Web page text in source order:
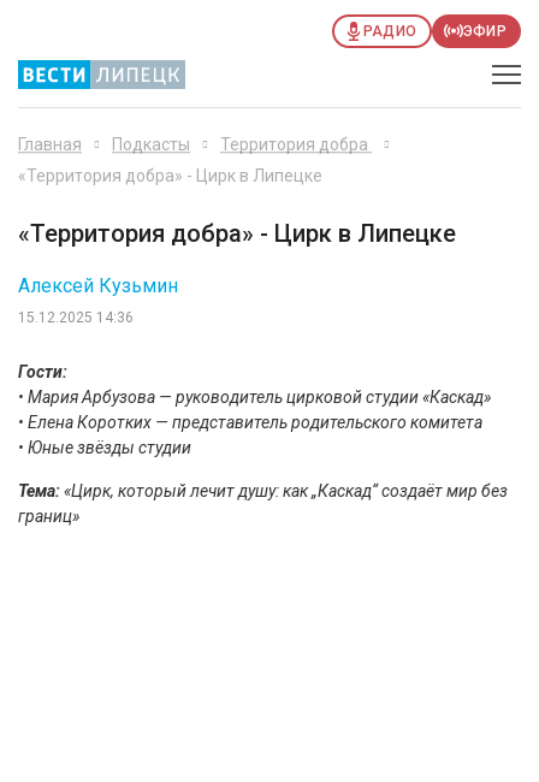
РАДИО ЭФИР
Главная Подкасты
Территория добра
«Территория добра» - Цирк в Липецке
«Территория добра» - Цирк в Липецке
15.12.2025 14:36
Алексей Кузьмин
Гости:
• Мария Арбузова — руководитель цирковой студии «Каскад»
• Елена Коротких — представитель родительского комитета
• Юные звёзды студии
Тема:«Цирк, который лечит душу: как „Каскад“ создаёт мир без
границ»